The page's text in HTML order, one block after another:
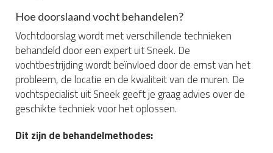
Hoe doorslaand vocht behandelen?
Vochtdoorslag wordt met verschillende technieken
behandeld door een expert uit Sneek. De
vochtbestrijding wordt beïnvloed door de ernst van het
probleem, de locatie en de kwaliteit van de muren. De
vochtspecialist uit Sneek geeft je graag advies over de
geschikte techniek voor het oplossen.
Dit zijn de behandelmethodes: